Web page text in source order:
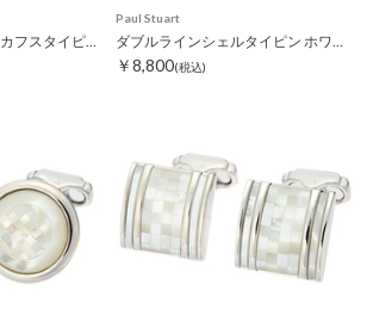
Paul Stuart
￥8,800(税込)